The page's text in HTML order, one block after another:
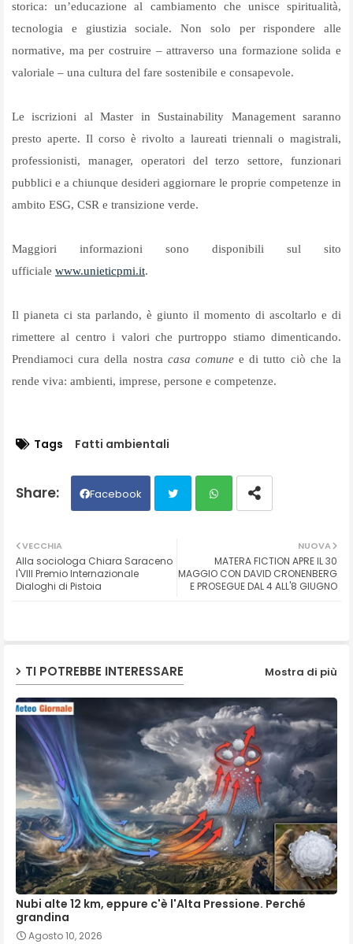
storica: un’educazione al cambiamento che unisce spiritualità,
tecnologia e giustizia sociale. Non solo per rispondere alle
normative, ma per costruire – attraverso una formazione solida e
valoriale – una cultura del fare sostenibile e consapevole.
Le iscrizioni al Master in Sustainability Management saranno
presto aperte. Il corso è rivolto a laureati triennali o magistrali,
professionisti, manager, operatori del terzo settore, funzionari
pubblici e a chiunque desideri aggiornare le proprie competenze in
ambito ESG, CSR e transizione verde.
Maggiori informazioni sono disponibili sul sito
ufficiale www.unieticpmi.it.
Il pianeta ci sta parlando, è giunto il momento di ascoltarlo e di
rimettere al centro i valori che purtroppo stiamo dimenticando.
Prendiamoci cura della nostra casa comunee di tutto ciò che la
rende viva: ambienti, imprese, persone e competenze.
Tags Fatti ambientali
Facebook
ter ats
NUOVA
MATERA FICTION APRE IL 30
MAGGIO CON DAVID CRONENBERG
E PROSEGUE DAL 4 ALL'8 GIUGNO
VECCHIA
Alla sociologa Chiara Saraceno
l'VIII Premio Internazionale
Dialoghi di Pistoia
TI POTREBBE INTERESSARE Mostra di più
Nubi alte 12 km, eppure c'è l'Alta Pressione. Perché
grandina
Agosto 10, 2026